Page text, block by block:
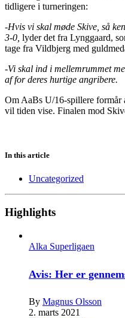
tidligere i turneringen:
-Hvis vi skal møde Skive, så
3-0, lyder det fra Lynggaard,
tage fra Vildbjerg med
-Vi skal ind i mellemrummet
af for deres hurtige angribere.
Om AaBs U/16-spillere
vil tiden vise. Finalen mod
In this article
Uncategorized
Highlights
Alka Superligaen
Avis: Her er
By Magnus Olsson
2. marts 2021